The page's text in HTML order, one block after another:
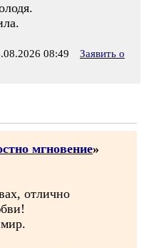
08:49
Заявить о
мгновение»
отлично